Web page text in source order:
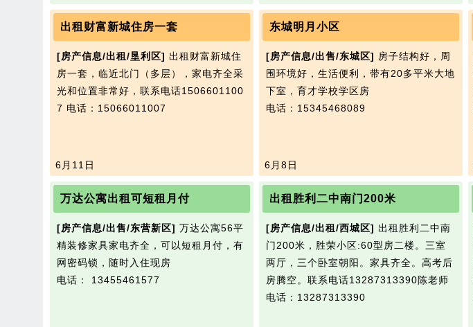
出租财富新城住房一套
[房产信息/出租/垦利区] 出租财富新城住
房一套，临近北门（多层），家电齐全采
光和位置非常好，联系电话1506601100
7 电话：15066011007
6月11日
东城明月小区
[房产信息/出售/东城区] 房子结构好，周
围环境好，生活便利，带有20多平米大地
下室，育才学校学区房
电话：15345468089
6月8日
万达公寓出租可短租月付
[房产信息/出售/东营新区] 万达公寓56平
精装修家具家电齐全，可以短租月付，有
网密码锁，随时入住现房
电话： 13455461577
出租胜利二中南门200米
[房产信息/出租/西城区] 出租胜利二中南
门200米，胜荣小区:60型房二楼。三室
两厅，三个卧室朝阳。家具齐全。高考后
房腾空。联系电话13287313390陈老师
电话：13287313390